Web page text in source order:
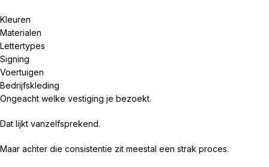
Kleuren
Materialen
Lettertypes
Signing
Voertuigen
Bedrijfskleding
Ongeacht welke vestiging je bezoekt.
Dat lijkt vanzelfsprekend.
Maar achter die consistentie zit meestal een strak proces.